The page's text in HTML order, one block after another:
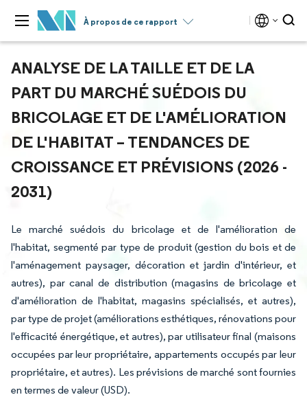
À propos de ce rapport
ANALYSE DE LA TAILLE ET DE LA
PART DU MARCHÉ SUÉDOIS DU
BRICOLAGE ET DE L'AMÉLIORATION
DE L'HABITAT – TENDANCES DE
CROISSANCE ET PRÉVISIONS (2026 -
2031)
Le marché suédois du bricolage et de l'amélioration de
l'habitat, segmenté par type de produit (gestion du bois et de
l'aménagement paysager, décoration et jardin d'intérieur, et
autres), par canal de distribution (magasins de bricolage et
d'amélioration de l'habitat, magasins spécialisés, et autres),
par type de projet (améliorations esthétiques, rénovations pour
l'efficacité énergétique, et autres), par utilisateur final (maisons
occupées par leur propriétaire, appartements occupés par leur
propriétaire, et autres). Les prévisions de marché sont fournies
en termes de valeur (USD).